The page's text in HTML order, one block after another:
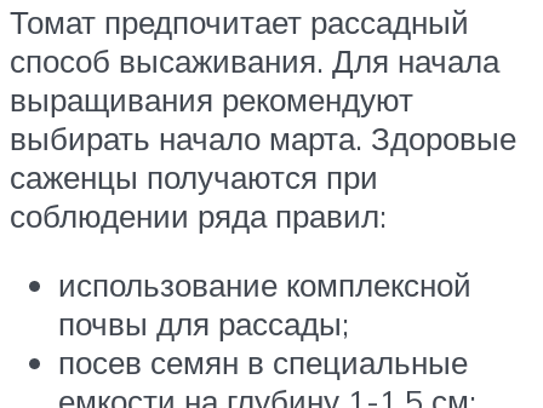
Томат предпочитает рассадный
способ высаживания. Для начала
выращивания рекомендуют
выбирать начало марта. Здоровые
саженцы получаются при
соблюдении ряда правил:
использование комплексной
почвы для рассады;
посев семян в специальные